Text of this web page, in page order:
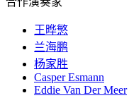
王晔慜
兰海鹏
杨家胜
Casper Esmann
Eddie Van Der Meer